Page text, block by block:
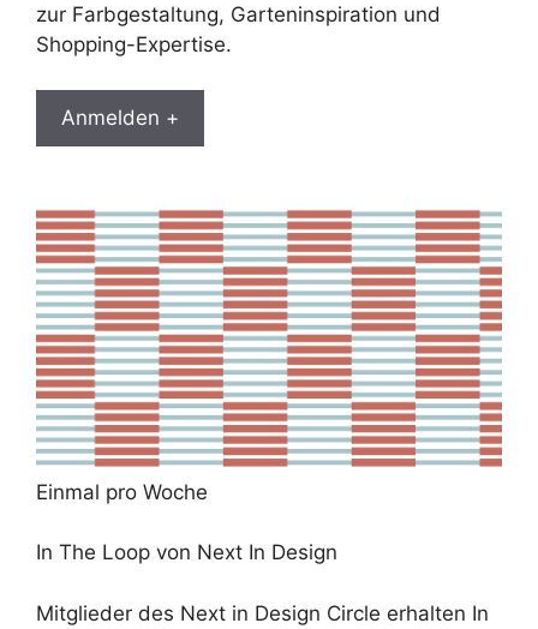
zur Farbgestaltung, Garteninspiration und
Shopping-Expertise.
Anmelden +
Einmal pro Woche
In The Loop von Next In Design
Mitglieder des Next in Design Circle erhalten In